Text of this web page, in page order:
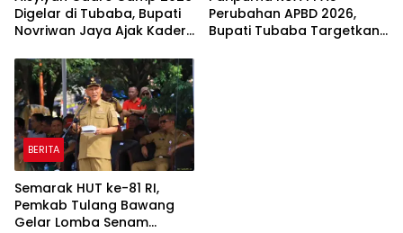
Digelar di Tubaba, Bupati
Novriwan Jaya Ajak Kader
Pembangunan
Perubahan APBD 2026,
Bupati Tubaba Targetkan
BERITA
Semarak HUT ke-81 RI,
Pemkab Tulang Bawang
Gelar Lomba Senam